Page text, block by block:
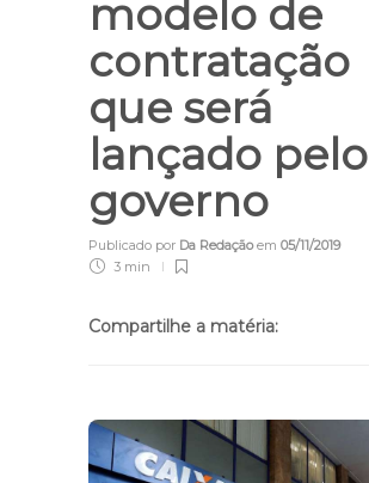
modelo de
contratação
que será
lançado pelo
governo
Publicado por Da Redaçãoem 05/11/2019
3 min
Compartilhe a matéria: